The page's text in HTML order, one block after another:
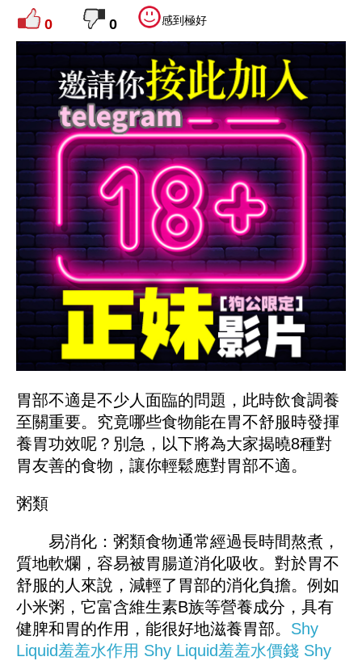
0 0 感到極好
胃部不適是不少人面臨的問題，此時飲食調養
至關重要。究竟哪些食物能在胃不舒服時發揮
養胃功效呢？別急，以下將為大家揭曉8種對
胃友善的食物，讓你輕鬆應對胃部不適。
粥類
易消化：粥類食物通常經過長時間熬煮，
質地軟爛，容易被胃腸道消化吸收。對於胃不
舒服的人來說，減輕了胃部的消化負擔。例如
小米粥，它富含維生素B族等營養成分，具有
健脾和胃的作用，能很好地滋養胃部。 Shy
Liquid羞羞水作用 Shy Liquid羞羞水價錢 Shy